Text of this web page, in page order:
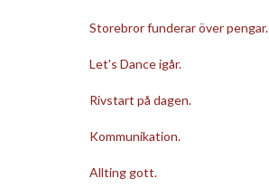
Storebror funderar över pengar.
Let's Dance igår.
Rivstart på dagen.
Kommunikation.
Allting gott.